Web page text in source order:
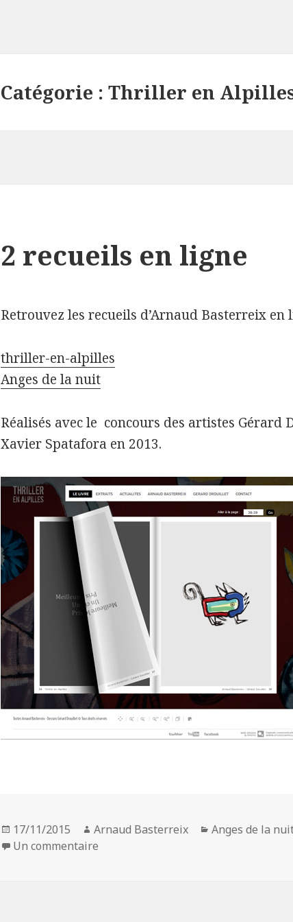
Catégorie :Thriller en
2 recueils en ligne
Retrouvez les recueils d’Arnaud Basterreix en
thriller-en-alpilles
Anges de la nuit
Réalisés avec le concours des artistes Gérard
Xavier Spatafora en 2013.
Publié
le
17/11/2015 Auteur
Arnaud Basterreix Catégories
Anges de la
Un commentaire